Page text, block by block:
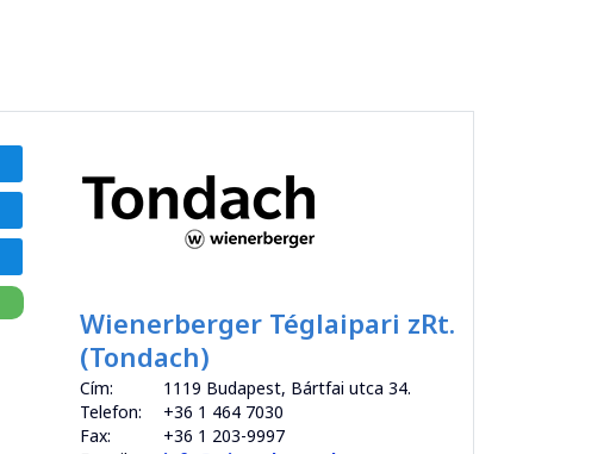
Wienerberger Téglaipari zRt.
(Tondach)
Cím:
1119 Budapest, Bártfai utca 34.
Telefon:
+36 1 464 7030
Fax:
+36 1 203-9997